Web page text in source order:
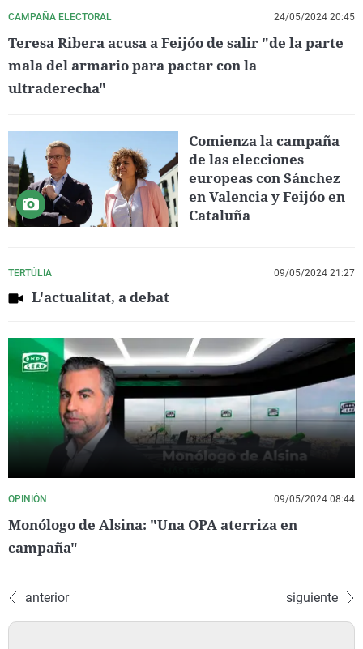
CAMPAÑA ELECTORAL 24/05/2024 20:45
Teresa Ribera acusa a Feijóo de salir "de la parte
mala del armario para pactar con la
ultraderecha"
Comienza la campaña
de las elecciones
europeas con Sánchez
en Valencia y Feijóo en
Cataluña
TERTÚLIA 09/05/2024 21:27
L'actualitat, a debat
OPINIÓN 09/05/2024 08:44
Monólogo de Alsina: "Una OPA aterriza en
campaña"
anterior siguiente